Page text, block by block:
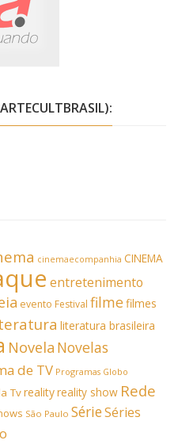
cinemaecompanhia CINEMA
entretenimento
evento Festival filmefilmes
literatura brasileira
Novela Novelas
de TV Programas Globo
Tvrealityreality show Rede
São Paulo SérieSéries